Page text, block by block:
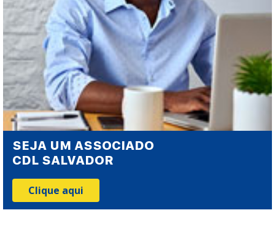
SEJA UM ASSOCIADO
CDL SALVADOR
Clique aqui